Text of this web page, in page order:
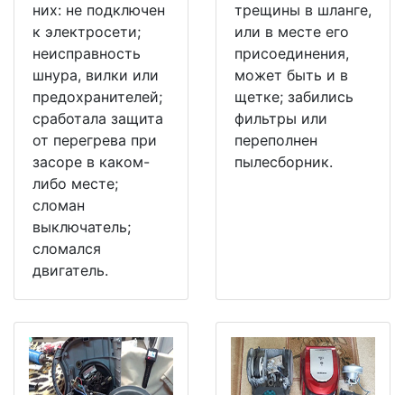
них: не подключен
к электросети;
неисправность
шнура, вилки или
предохранителей;
сработала защита
от перегрева при
засоре в каком-
либо месте;
сломан
выключатель;
сломался
двигатель.
трещины в шланге,
или в месте его
присоединения,
может быть и в
щетке; забились
фильтры или
переполнен
пылесборник.